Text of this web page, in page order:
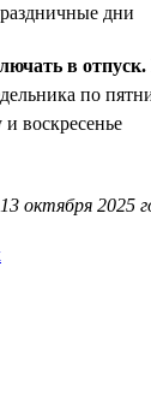
дни
в отпуск.
по
воскресенье
октября 2025